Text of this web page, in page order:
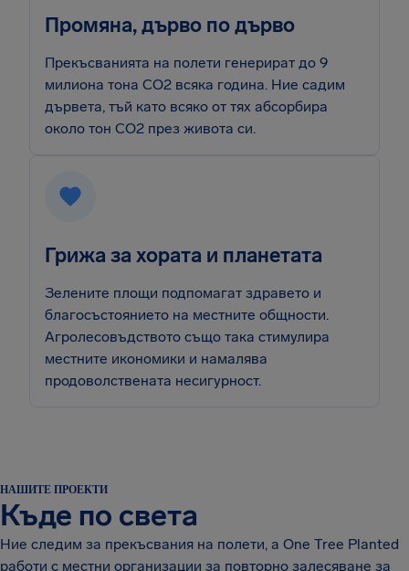
Промяна, дърво по дърво
Прекъсванията на полети генерират до 9
милиона тона CO2 всяка година. Ние садим
дървета, тъй като всяко от тях абсорбира
около тон CO2 през живота си.
Грижа за хората и планетата
Зелените площи подпомагат здравето и
благосъстоянието на местните общности.
Агролесовъдството също така стимулира
местните икономики и намалява
продоволствената несигурност.
НАШИТЕ ПРОЕКТИ
Къде по света
Ние следим за прекъсвания на полети, а One Tree Planted
работи с местни организации за повторно залесяване за